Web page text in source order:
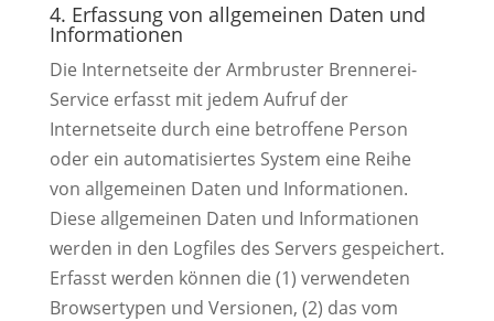
4. Erfassung von allgemeinen Daten und
Informationen
Die Internetseite der Armbruster Brennerei-
Service erfasst mit jedem Aufruf der
Internetseite durch eine betroffene Person
oder ein automatisiertes System eine Reihe
von allgemeinen Daten und Informationen.
Diese allgemeinen Daten und Informationen
werden in den Logfiles des Servers gespeichert.
Erfasst werden können die (1) verwendeten
Browsertypen und Versionen, (2) das vom